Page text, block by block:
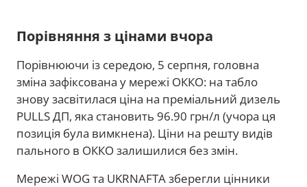
Порівняння з цінами вчора
Порівнюючи із середою, 5 серпня, головна
зміна зафіксована у мережі ОККО: на табло
знову засвітилася ціна на преміальний дизель
PULLS ДП, яка становить 96.90 грн/л (учора ця
позиція була вимкнена). Ціни на решту видів
пального в ОККО залишилися без змін.
Мережі WOG та UKRNAFTA зберегли цінники